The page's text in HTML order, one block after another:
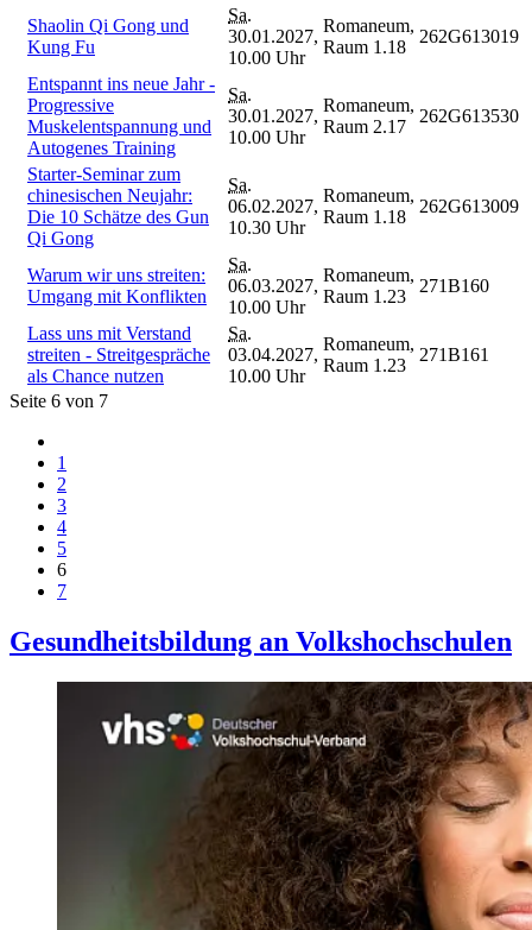
Shaolin Qi Gong und
Kung Fu
Sa.
30.01.2027,
10.00 Uhr
Romaneum,
Raum 1.18
262G613019
Entspannt ins neue Jahr -
Progressive
Muskelentspannung und
Autogenes Training
Sa.
30.01.2027,
10.00 Uhr
Romaneum,
Raum 2.17
262G613530
Starter-Seminar zum
chinesischen Neujahr:
Die 10 Schätze des Gun
Qi Gong
Sa.
06.02.2027,
10.30 Uhr
Romaneum,
Raum 1.18
262G613009
Warum wir uns streiten:
Umgang mit Konflikten
Sa.
06.03.2027,
10.00 Uhr
Romaneum,
Raum 1.23
271B160
Lass uns mit Verstand
streiten - Streitgespräche
als Chance nutzen
Sa.
03.04.2027,
10.00 Uhr
Romaneum,
Raum 1.23
271B161
Seite 6 von 7
1
2
3
4
5
6
7
Gesundheitsbildung an Volkshochschulen